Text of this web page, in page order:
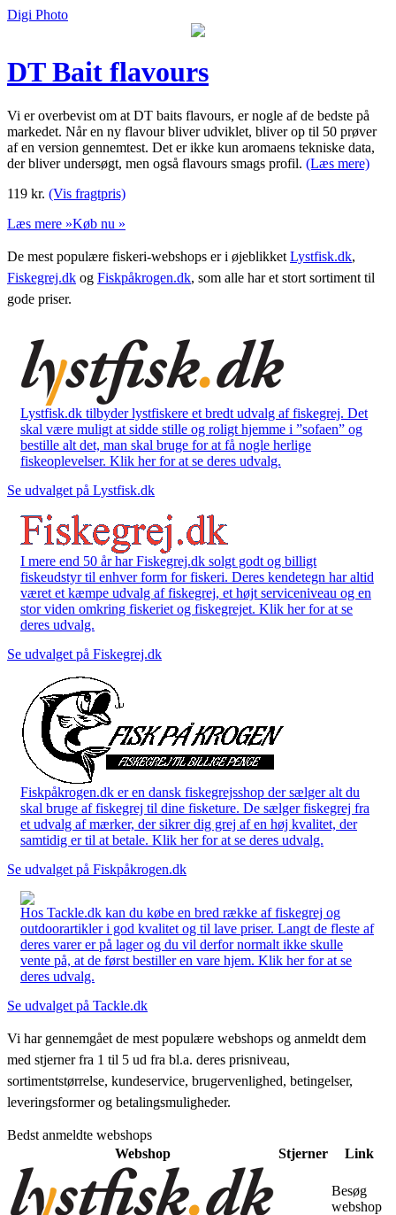
Digi Photo
DT Bait flavours
Vi er overbevist om at DT baits flavours, er nogle af de bedste på
markedet. Når en ny flavour bliver udviklet, bliver op til 50 prøver
af en version gennemtest. Det er ikke kun aromaens tekniske data,
der bliver undersøgt, men også flavours smags profil. (Læs mere)
119 kr. (Vis fragtpris)
Læs mere »Køb nu »
De mest populære fiskeri-webshops er i øjeblikket Lystfisk.dk,
Fiskegrej.dk og Fiskpåkrogen.dk, som alle har et stort sortiment til
gode priser.
Lystfisk.dk tilbyder lystfiskere et bredt udvalg af fiskegrej. Det
skal være muligt at sidde stille og roligt hjemme i ”sofaen” og
bestille alt det, man skal bruge for at få nogle herlige
fiskeoplevelser. Klik her for at se deres udvalg.
Se udvalget på Lystfisk.dk
I mere end 50 år har Fiskegrej.dk solgt godt og billigt
fiskeudstyr til enhver form for fiskeri. Deres kendetegn har altid
været et kæmpe udvalg af fiskegrej, et højt serviceniveau og en
stor viden omkring fiskeriet og fiskegrejet. Klik her for at se
deres udvalg.
Se udvalget på Fiskegrej.dk
Fiskpåkrogen.dk er en dansk fiskegrejsshop der sælger alt du
skal bruge af fiskegrej til dine fisketure. De sælger fiskegrej fra
et udvalg af mærker, der sikrer dig grej af en høj kvalitet, der
samtidig er til at betale. Klik her for at se deres udvalg.
Se udvalget på Fiskpåkrogen.dk
Hos Tackle.dk kan du købe en bred række af fiskegrej og
outdoorartikler i god kvalitet og til lave priser. Langt de fleste af
deres varer er på lager og du vil derfor normalt ikke skulle
vente på, at de først bestiller en vare hjem. Klik her for at se
deres udvalg.
Se udvalget på Tackle.dk
Vi har gennemgået de mest populære webshops og anmeldt dem
med stjerner fra 1 til 5 ud fra bl.a. deres prisniveau,
sortimentstørrelse, kundeservice, brugervenlighed, betingelser,
leveringsformer og betalingsmuligheder.
Bedst anmeldte webshops
Webshop
Stjerner Link
Besøg
webshop